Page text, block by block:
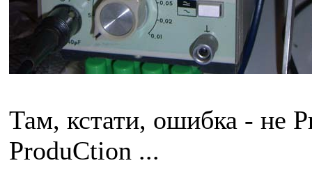
Там, кстати, ошибка - не
ProduCtion ...